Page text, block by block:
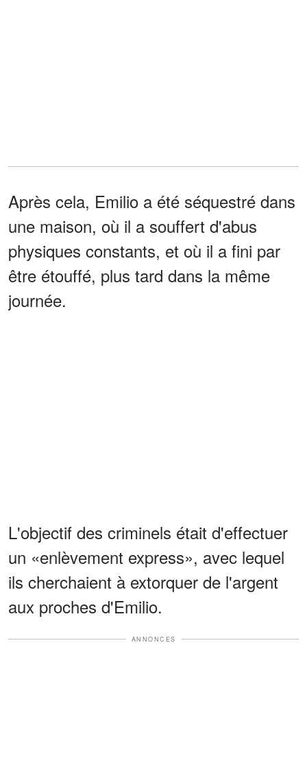
Après cela, Emilio a été séquestré dans
une maison, où il a souffert d'abus
physiques constants, et où il a fini par
être étouffé, plus tard dans la même
journée.
L'objectif des criminels était d'effectuer
un «enlèvement express», avec lequel
ils cherchaient à extorquer de l'argent
aux proches d'Emilio.
ANNONCES